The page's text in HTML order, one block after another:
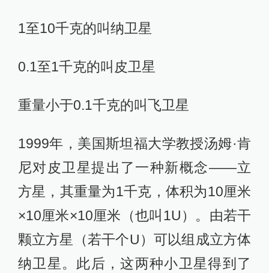
1至10千克的叫纳卫星
0.1至1千克的叫皮卫星
重量小于0.1千克的叫飞卫星
1999年，美国斯坦福大学教授汤姆·肯
尼对皮卫星提出了一种新概念——立
方星，其重量为1千克，体积为10厘米
×10厘米×10厘米（也叫1U）。由若干
颗立方星（若干个U）可以组成立方体
纳卫星。此后，这两种小卫星得到了